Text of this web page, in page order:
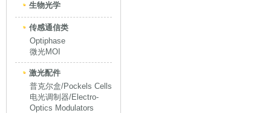
生物光学
传感通信类
Optiphase
微光MOI
激光配件
普克尔盒/Pockels Cells
电光调制器/Electro-
Optics Modulators